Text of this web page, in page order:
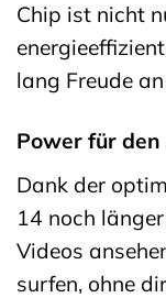
Chip ist nicht
lang Freude
Power für
Dank der
14 noch
Videos
surfen, ohne